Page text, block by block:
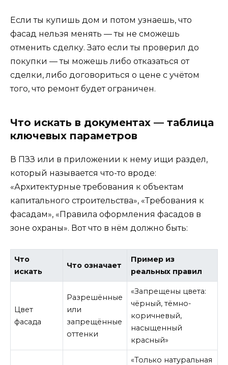
Если ты купишь дом и потом узнаешь, что
фасад нельзя менять — ты не сможешь
отменить сделку. Зато если ты проверил до
покупки — ты можешь либо отказаться от
сделки, либо договориться о цене с учётом
того, что ремонт будет ограничен.
Что искать в документах — таблица
ключевых параметров
В ПЗЗ или в приложении к нему ищи раздел,
который называется что-то вроде:
«Архитектурные требования к объектам
капитального строительства», «Требования к
фасадам», «Правила оформления фасадов в
зоне охраны». Вот что в нём должно быть:
Что
искать
Что означает
Пример из
реальных правил
Цвет
фасада
Разрешённые
или
запрещённые
оттенки
«Запрещены цвета:
чёрный, тёмно-
коричневый,
насыщенный
красный»
«Только натуральная